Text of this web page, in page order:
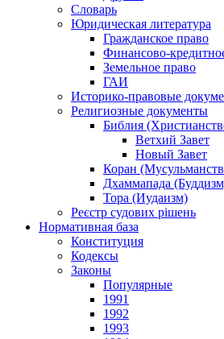
Словарь
Юридическая литература
Гражданское право
Финансово-
Земельное право
ГАИ
Историко-правовые
Религиозные документы
Библия
Ветхий Завет
Новый Завет
Коран
Дхаммапада
Тора (Иудаизм)
Реєстр судових рішень
Нормативная база
Конституция
Кодексы
Законы
Популярные
1991
1992
1993